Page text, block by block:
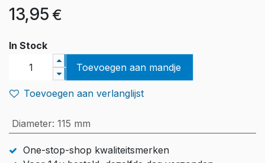
13,95 €
In Stock
Toevoegen aan mandje
Toevoegen aan verlanglijst
Diameter: 115 mm
One-stop-shop kwaliteitsmerken